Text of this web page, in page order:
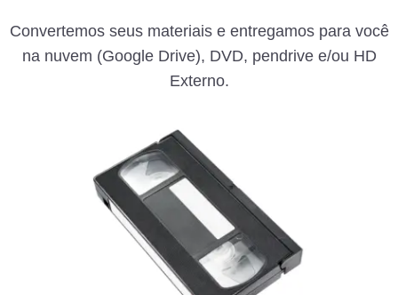
Convertemos seus materiais e entregamos para você
na nuvem (Google Drive), DVD, pendrive e/ou HD
Externo.